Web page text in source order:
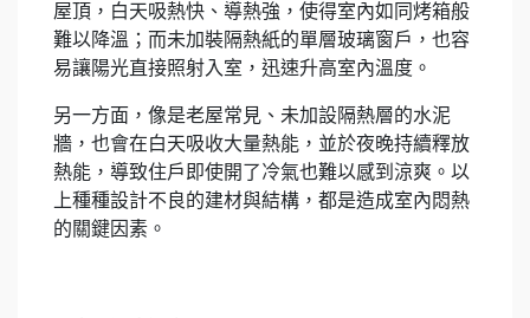
屋頂，白天吸熱快、導熱強，使得室內如同烤箱般
難以降溫；而未加裝隔熱紙的單層玻璃窗戶，也容
易讓陽光直接照射入室，迅速升高室內溫度。
另一方面，像是老屋常見、未加設隔熱層的水泥
牆，也會在白天吸收大量熱能，並於夜晚持續釋放
熱能，導致住戶即使開了冷氣也難以感到涼爽。以
上種種設計不良的建材與結構，都是造成室內悶熱
的關鍵因素。